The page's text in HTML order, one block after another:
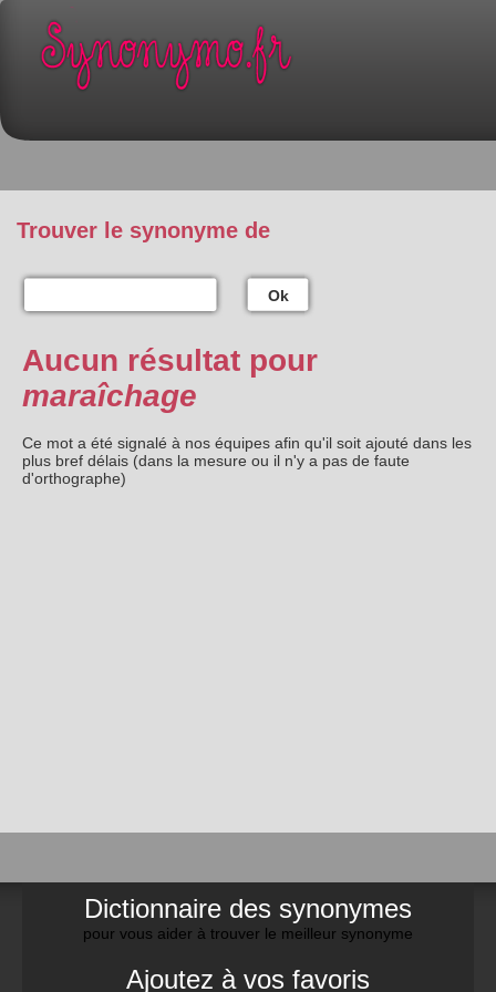
Trouver le synonyme de
Ok
Aucun résultat pour
maraîchage
Ce mot a été signalé à nos équipes afin qu'il soit ajouté dans les
plus bref délais (dans la mesure ou il n'y a pas de faute
d'orthographe)
Dictionnaire des synonymes
pour vous aider à trouver le meilleur synonyme
Ajoutez à vos favoris